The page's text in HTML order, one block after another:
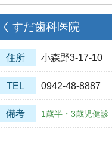
くすだ歯科医院
住所 小森野3-17-10
TEL 0942-48-8887
備考 1歳半・3歳児健診